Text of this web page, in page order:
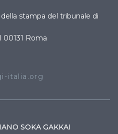
stampa del tribunale di
00131 Roma
italia.org
SOKA GAKKAI